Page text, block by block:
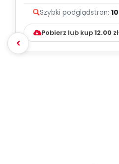
Szybki podglądstron: 10
Pobierz lub kup12.00zł